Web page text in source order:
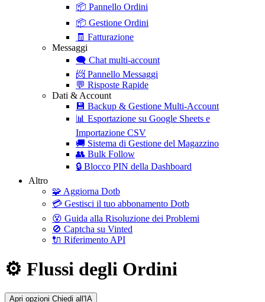
📦 Pannello Ordini
📦 Gestione Ordini
🧾 Fatturazione
Messaggi
🗨️ Chat multi-account
📨 Pannello Messaggi
💬 Risposte Rapide
Dati & Account
💾 Backup & Gestione Multi-Account
📊 Esportazione su Google Sheets e
Importazione CSV
🚚 Sistema di Gestione del Magazzino
👥 Bulk Follow
🔒 Blocco PIN della Dashboard
Altro
🧩 Aggiorna Dotb
💳 Gestisci il tuo abbonamento Dotb
😵 Guida alla Risoluzione dei Problemi
🚫 Captcha su Vinted
🔌 Riferimento API
⚙️ Flussi degli Ordini
Apri opzioni Chiedi all'IA